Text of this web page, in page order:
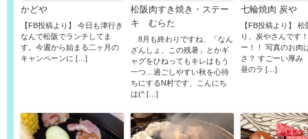
かどや
【FB投稿より】 今日も津行き
なんで松阪でランチしてま
す。今週から始まる二ヶ月の
キャンペーンに […]
松阪肉すき焼き・ステー
キ むらた
8月も終わりですね、「なん
ざんしょ、この残暑」とかギ
ャグをひねってもキレはもう
一つ…過ごしやすい秋を心待
ちにするN村です、こんにち
は(^ […]
七輪焼肉 炭や
【FB投稿より】
り、炭やさんです
ー！！ 写真のお肉
さ？ すごーい厚み
昼のラ […]